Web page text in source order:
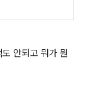
안되고 뭐가 뭔